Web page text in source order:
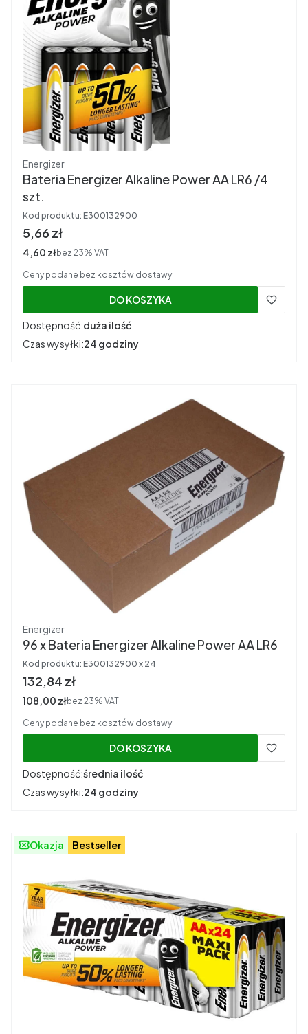
Producent
Energizer
Bateria Energizer Alkaline Power AA LR6 /4
szt.
Kod produktu: E300132900
Cena brutto
5,66 zł
Cena netto
4,60 złbez 23% VAT
Ceny podane bez kosztów dostawy.
DO KOSZYKA
Dostępność:duża ilość
Czas wysyłki:24 godziny
Producent
Energizer
96 x Bateria Energizer Alkaline Power AA LR6
Kod produktu: E300132900 x 24
Cena brutto
132,84 zł
Cena netto
108,00 złbez 23% VAT
Ceny podane bez kosztów dostawy.
DO KOSZYKA
Dostępność:średnia ilość
Czas wysyłki:24 godziny
Okazja Bestseller